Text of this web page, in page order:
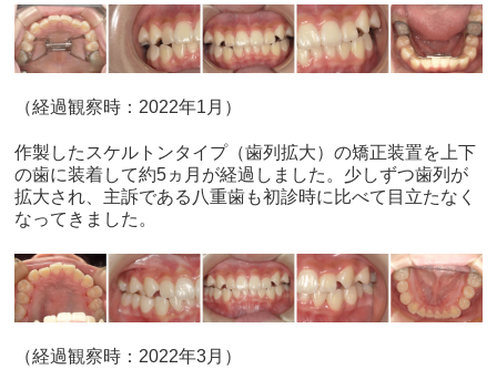
（経過観察時：2022年1月）
作製したスケルトンタイプ（歯列拡大）の矯正装置を上下
の歯に装着して約5ヵ月が経過しました。少しずつ歯列が
拡大され、主訴である八重歯も初診時に比べて目立たなく
なってきました。
（経過観察時：2022年3月）